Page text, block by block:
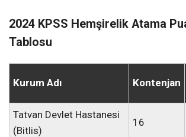
2024 KPSS Hemşirelik Atama
Tablosu
Kurum Adı Kontenjan
Tatvan Devlet Hastanesi
(Bitlis)
16